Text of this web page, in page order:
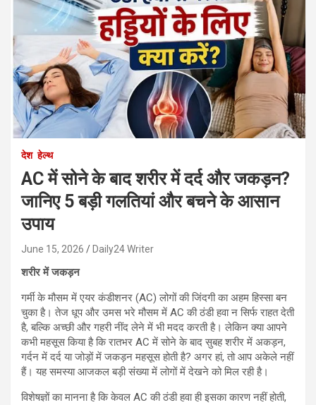
देश हेल्थ
AC में सोने के बाद शरीर में दर्द और जकड़न?
जानिए 5 बड़ी गलतियां और बचने के आसान
उपाय
June 15, 2026 Daily24 Writer
शरीर में जकड़न
गर्मी के मौसम में एयर कंडीशनर (AC) लोगों की जिंदगी का अहम हिस्सा बन
चुका है। तेज धूप और उमस भरे मौसम में AC की ठंडी हवा न सिर्फ राहत देती
है, बल्कि अच्छी और गहरी नींद लेने में भी मदद करती है। लेकिन क्या आपने
कभी महसूस किया है कि रातभर AC में सोने के बाद सुबह शरीर में अकड़न,
गर्दन में दर्द या जोड़ों में जकड़न महसूस होती है? अगर हां, तो आप अकेले नहीं
हैं। यह समस्या आजकल बड़ी संख्या में लोगों में देखने को मिल रही है।
विशेषज्ञों का मानना है कि केवल AC की ठंडी हवा ही इसका कारण नहीं होती,